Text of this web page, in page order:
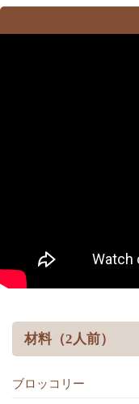
材料（2人前）
ブロッコリー